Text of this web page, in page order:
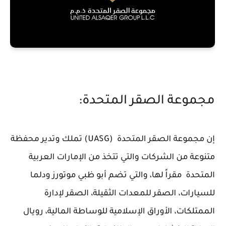
مجموعة الصقر المتحدة:
إن مجموعة الصقر المتحدة (UASG) تملك وتدير محفظة
متنوعة من الشركات والتي تتخذ من الإمارات العربية
المتحدة مقراً لها، والتي تضم أبو ظبي موتورز ودلما
للسيارات، الصقر للمعدات الثقيلة، الصقر لإدارة
الممتلكات، الأوراق الإسلامية للوساطة المالية، رويال